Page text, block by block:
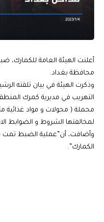
محافظة بغداد.
وذكرت الهيئة في بيان تلقته
محملة ( محولات و مواد غذائية
لمخالفتها الشروط و الضوابط
وأضافت، أن”عملية الضبط
الكمارك”.